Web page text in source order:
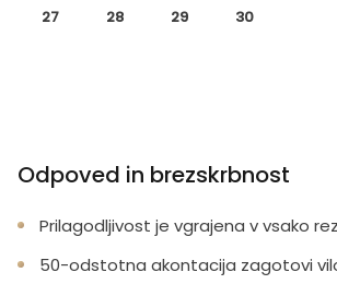
27 28 29 30
Odpoved in brezskrbnost
Prilagodljivost je vgrajena v vsako
50-odstotna akontacija zagotovi